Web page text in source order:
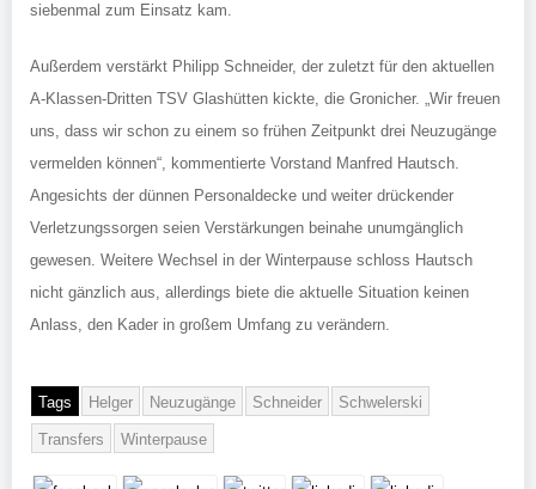
siebenmal zum Einsatz kam.
Außerdem verstärkt Philipp Schneider, der zuletzt für den aktuellen
A-Klassen-Dritten TSV Glashütten kickte, die Gronicher. „Wir freuen
uns, dass wir schon zu einem so frühen Zeitpunkt drei Neuzugänge
vermelden können“, kommentierte Vorstand Manfred Hautsch.
Angesichts der dünnen Personaldecke und weiter drückender
Verletzungssorgen seien Verstärkungen beinahe unumgänglich
gewesen. Weitere Wechsel in der Winterpause schloss Hautsch
nicht gänzlich aus, allerdings biete die aktuelle Situation keinen
Anlass, den Kader in großem Umfang zu verändern.
Tags Helger Neuzugänge Schneider Schwelerski
Transfers Winterpause